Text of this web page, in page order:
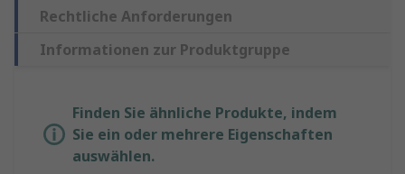
Rechtliche Anforderungen
Informationen zur Produktgruppe
Finden Sie ähnliche Produkte, indem
Sie ein oder mehrere Eigenschaften
auswählen.